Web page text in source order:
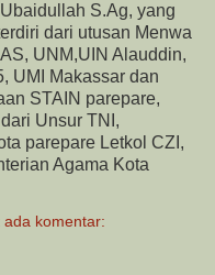
S.Ag, yang
dari utusan Menwa
UNM,UIN Alauddin,
UMI Makassar dan
STAIN parepare,
Unsur TNI,
parepare Letkol CZI,
Agama Kota
ada komentar: